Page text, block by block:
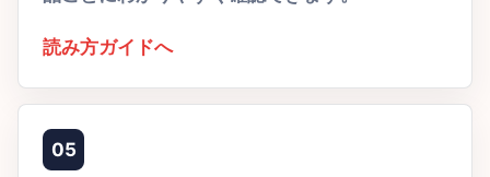
読み方ガイドへ
05